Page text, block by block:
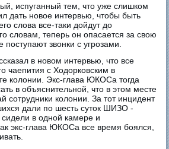
испуганный тем, что уже слишком
дать новое интервью, чтобы быть
слова все-таки дойдут до
словам, теперь он опасается за свою
поступают звонки с угрозами.
в новом интервью, что все
чаепития с Ходорковским в
колонии. Экс-глава ЮКОСа тогда
в объяснительной, что в этом месте
сотрудники колонии. За тот инцидент
дали по шесть суток ШИЗО -
в одной камере и
экс-глава ЮКОСа все время боялся,